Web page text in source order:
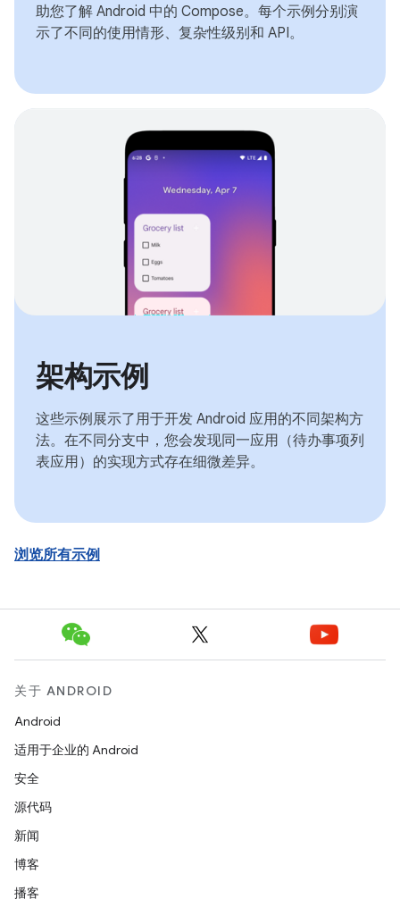
助您了解 Android 中的 Compose。每个示例分别演
示了不同的使用情形、复杂性级别和 API。
架构示例
这些示例展示了用于开发 Android 应用的不同架构方
法。在不同分支中，您会发现同一应用（待办事项列
表应用）的实现方式存在细微差异。
浏览所有示例
关于 ANDROID
Android
适用于企业的 Android
安全
源代码
新闻
博客
播客